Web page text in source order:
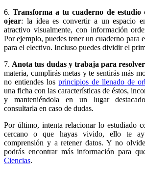
6.Transforma a tu cuaderno de estudio
ojear: la idea es convertir a un espacio
atractivo visualmente, con información
Por ejemplo, puedes tener un cuaderno para
para el electivo. Incluso puedes dividir el
7. Anota tus dudas y trabaja para
materia, cumplirás metas y te sentirás más
no entiendes los principios de llenado de
una ficha con las características de éstos,
y manteniéndola en un lugar
consultarla en caso de dudas.
Por último, intenta relacionar lo estudiado
cercano o que hayas vivido, ello te
comprensión y a retener datos. Y no
podrás encontrar más información para
Ciencias.